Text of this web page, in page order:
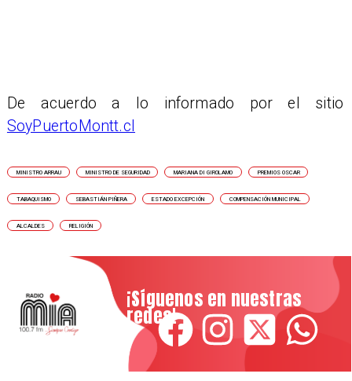
De acuerdo a lo informado por el sitio
SoyPuertoMontt.cl
MINISTRO ARRAU MINISTRO DE SEGURIDAD MARIANA DI GIROLAMO PREMIOS OSCAR
TABAQUISMO SEBASTIÁN PIÑERA ESTADO EXCEPCIÓN COMPENSACIÓN MUNICIPAL
ALCALDES RELIGIÓN
¡Síguenos en nuestras
redes!